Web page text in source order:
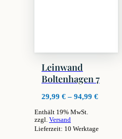
Leinwand
Boltenhagen 7
29,99 € – 94,99 €
Enthält 19% MwSt.
zzgl. Versand
Lieferzeit: 10 Werktage